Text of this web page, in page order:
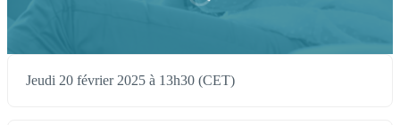
Jeudi 20 février 2025 à 13h30 (CET)